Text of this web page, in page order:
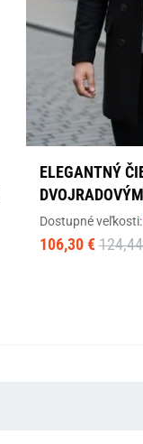
ELEGANTNÝ
Dostupné veľkosti:
106,30 €